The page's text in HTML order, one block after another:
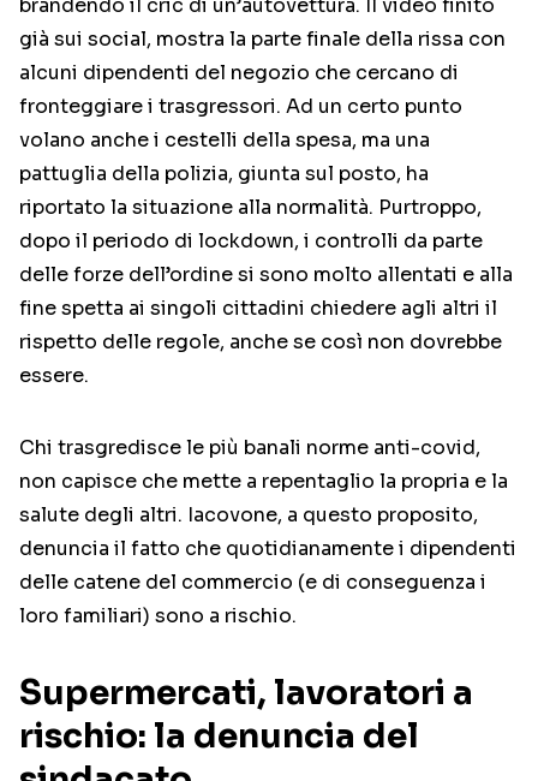
brandendo il cric di un’autovettura. Il video finito
già sui social, mostra la parte finale della rissa con
alcuni dipendenti del negozio che cercano di
fronteggiare i trasgressori. Ad un certo punto
volano anche i cestelli della spesa, ma una
pattuglia della polizia, giunta sul posto, ha
riportato la situazione alla normalità. Purtroppo,
dopo il periodo di lockdown, i controlli da parte
delle forze dell’ordine si sono molto allentati e alla
fine spetta ai singoli cittadini chiedere agli altri il
rispetto delle regole, anche se così non dovrebbe
essere.
Chi trasgredisce le più banali norme anti-covid,
non capisce che mette a repentaglio la propria e la
salute degli altri. Iacovone, a questo proposito,
denuncia il fatto che quotidianamente i dipendenti
delle catene del commercio (e di conseguenza i
loro familiari) sono a rischio.
Supermercati, lavoratori a
rischio: la denuncia del